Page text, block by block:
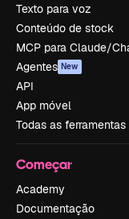
Texto para voz
Conteúdo de stock
MCP para Claude/
Agentes New
API
App móvel
Todas as ferramentas
Começar
Academy
Documentação